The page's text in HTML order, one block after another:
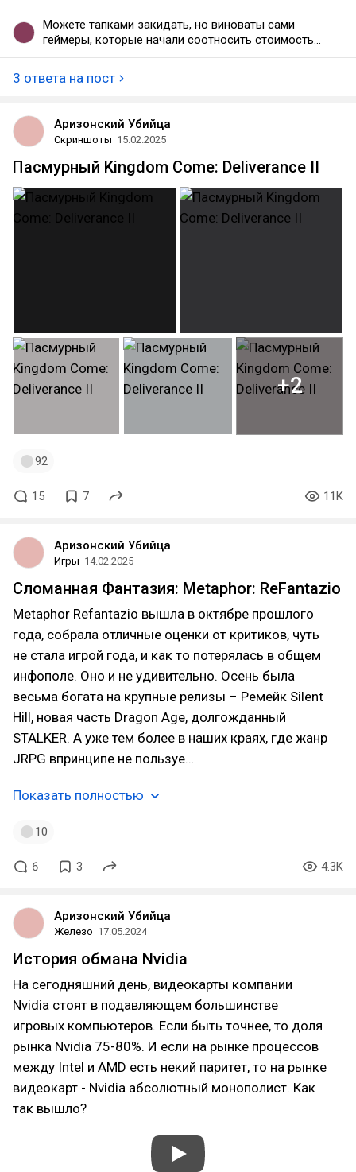
Можете тапками закидать, но виноваты сами
геймеры, которые начали соотносить стоимость
игр с их продолжительностью. Не понимая, что
на 8 часов, имхо, лучше однотипного гринда на
вроде, пошло это нытье.
3 ответа на пост
Аризонский Убийца
Скриншоты 15.02.2025
Пасмурный Kingdom Come: Deliverance II
+2
92
15 7 11K
Аризонский Убийца
Игры 14.02.2025
Сломанная Фантазия: Metaphor: ReFantazio
Metaphor Refantazio вышла в октябре прошлого
года, собрала отличные оценки от критиков, чуть
не стала игрой года, и как то потерялась в общем
инфополе. Оно и не удивительно. Осень была
весьма богата на крупные релизы – Ремейк Silent
Hill, новая часть Dragon Age, долгожданный
STALKER. А уже тем более в наших краях, где жанр
JRPG впринципе не пользуе…
Показать полностью
10
6 3 4.3K
Аризонский Убийца
Железо 17.05.2024
История обмана Nvidia
На сегодняшний день, видеокарты компании
Nvidia стоят в подавляющем большинстве
игровых компьютеров. Если быть точнее, то доля
рынка Nvidia 75-80%. И если на рынке процессов
между Intel и AMD есть некий паритет, то на рынке
видеокарт - Nvidia абсолютный монополист. Как
так вышло?